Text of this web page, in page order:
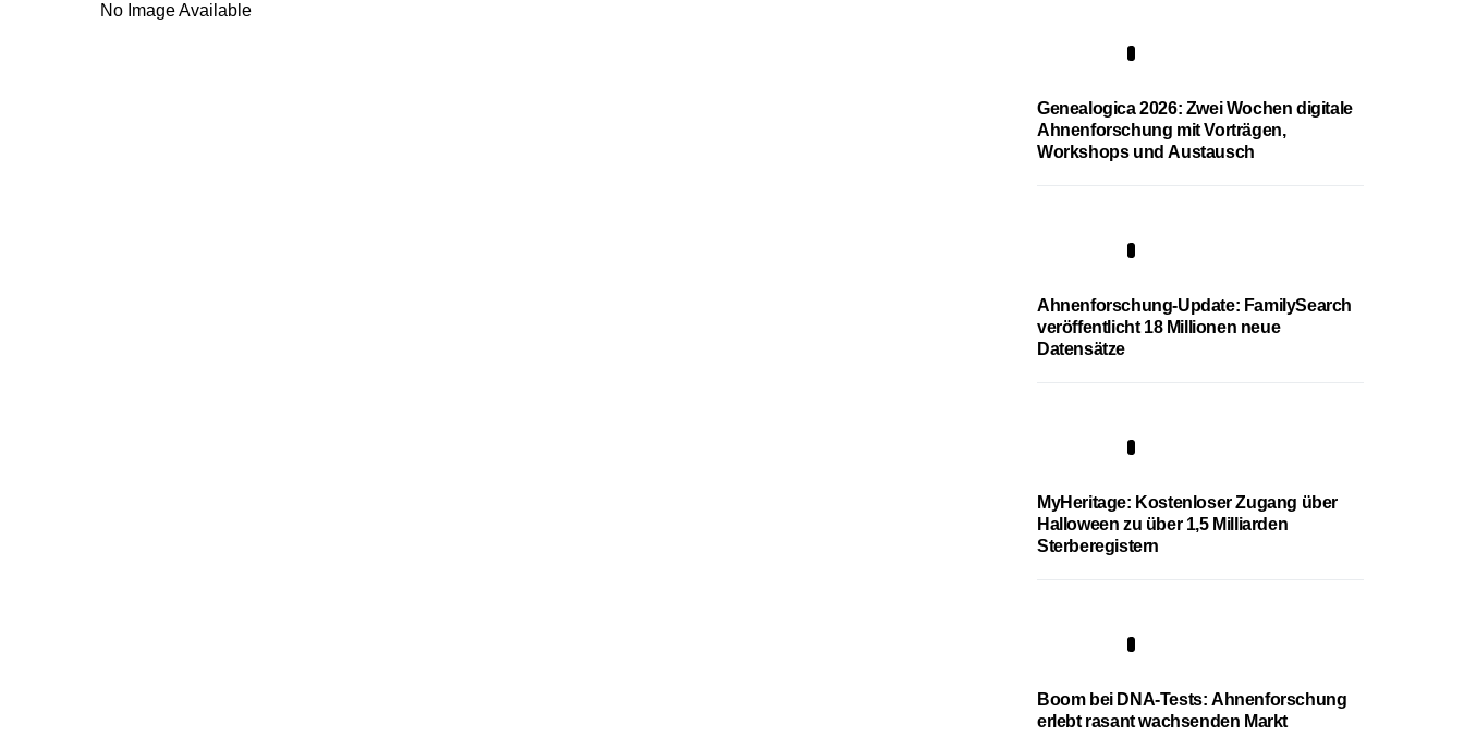
No Image Available
Genealogica 2026: Zwei Wochen digitale
Ahnenforschung mit Vorträgen,
Workshops und Austausch
Ahnenforschung-Update: FamilySearch
veröffentlicht 18 Millionen neue
Datensätze
MyHeritage: Kostenloser Zugang über
Halloween zu über 1,5 Milliarden
Sterberegistern
Boom bei DNA-Tests: Ahnenforschung
erlebt rasant wachsenden Markt